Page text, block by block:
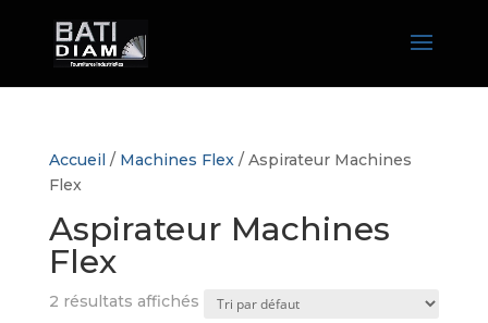
Accueil / Machines Flex/ Aspirateur Machines
Flex
Aspirateur Machines
Flex
2 résultats affichés